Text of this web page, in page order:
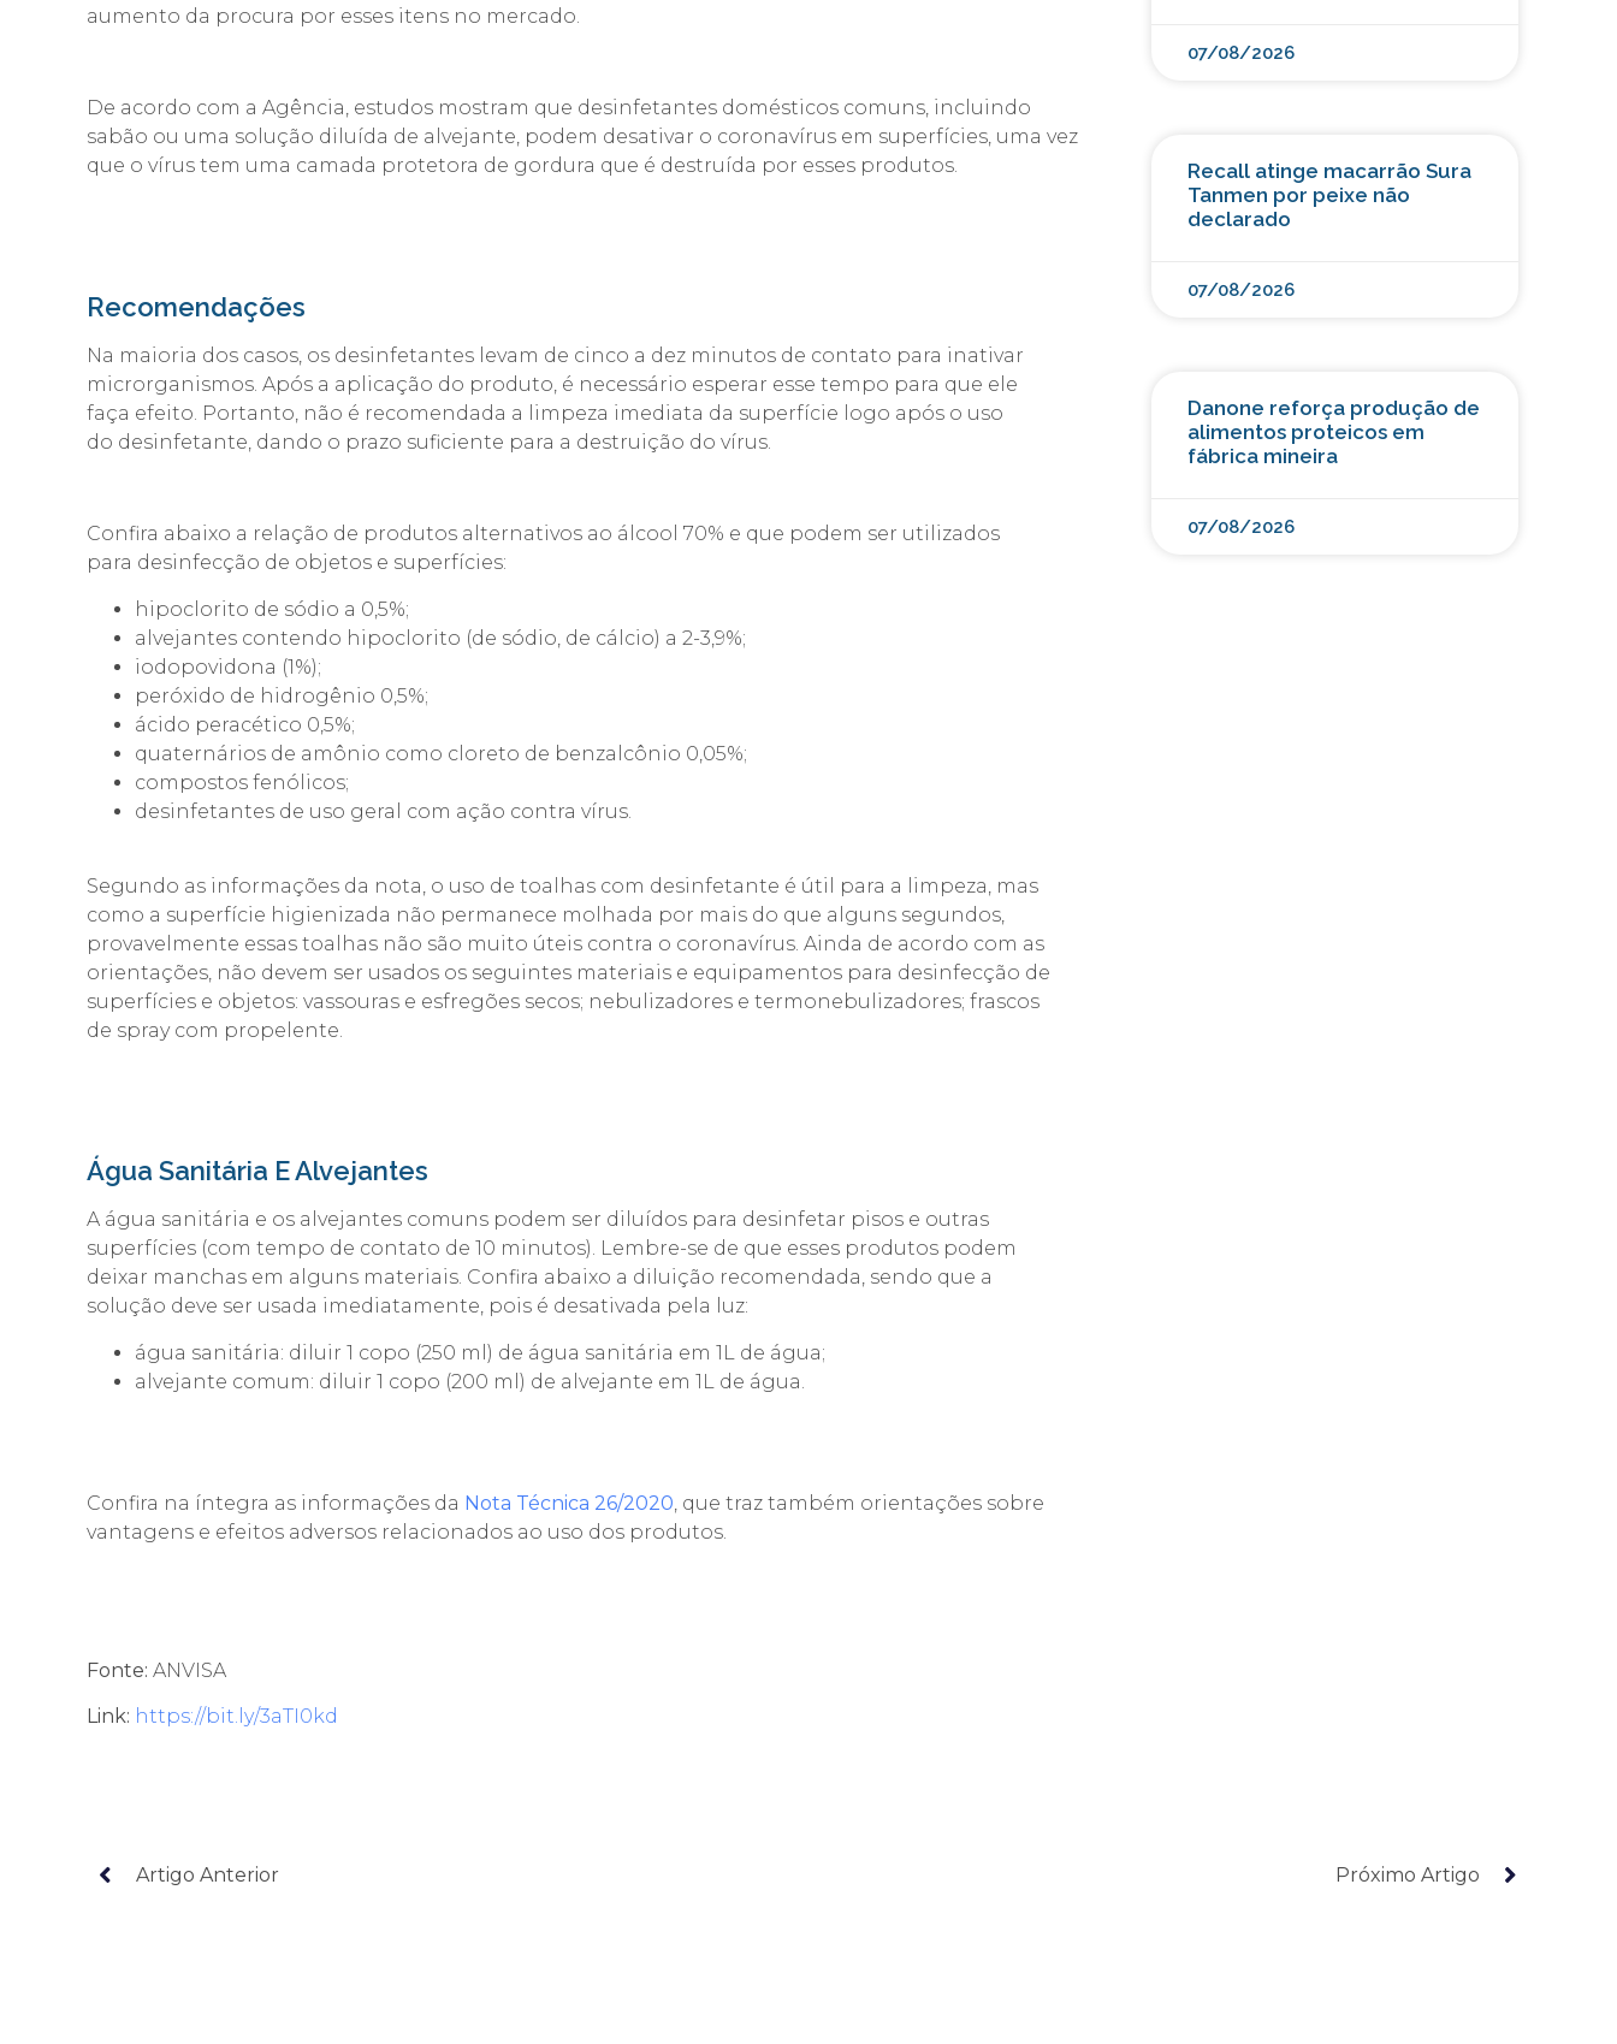
aumento da procura por esses itens no mercado.
De acordo com a Agência, estudos mostram que desinfetantes domésticos comuns, incluindo
sabão ou uma solução diluída de alvejante, podem desativar o coronavírus em superfícies, uma vez
que o vírus tem uma camada protetora de gordura que é destruída por esses produtos.
Recomendações
Na maioria dos casos, os desinfetantes levam de cinco a dez minutos de contato para inativar
microrganismos. Após a aplicação do produto, é necessário esperar esse tempo para que ele
faça efeito. Portanto, não é recomendada a limpeza imediata da superfície logo após o uso
do desinfetante, dando o prazo suficiente para a destruição do vírus.
Confira abaixo a relação de produtos alternativos ao álcool 70% e que podem ser utilizados
para desinfecção de objetos e superfícies:
hipoclorito de sódio a 0,5%;
alvejantes contendo hipoclorito (de sódio, de cálcio) a 2-3,9%;
iodopovidona (1%);
peróxido de hidrogênio 0,5%;
ácido peracético 0,5%;
quaternários de amônio como cloreto de benzalcônio 0,05%;
compostos fenólicos;
desinfetantes de uso geral com ação contra vírus.
Segundo as informações da nota, o uso de toalhas com desinfetante é útil para a limpeza, mas
como a superfície higienizada não permanece molhada por mais do que alguns segundos,
provavelmente essas toalhas não são muito úteis contra o coronavírus. Ainda de acordo com as
orientações, não devem ser usados os seguintes materiais e equipamentos para desinfecção de
superfícies e objetos: vassouras e esfregões secos; nebulizadores e termonebulizadores; frascos
de spray com propelente.
Água Sanitária E Alvejantes
A água sanitária e os alvejantes comuns podem ser diluídos para desinfetar pisos e outras
superfícies (com tempo de contato de 10 minutos). Lembre-se de que esses produtos podem
deixar manchas em alguns materiais. Confira abaixo a diluição recomendada, sendo que a
solução deve ser usada imediatamente, pois é desativada pela luz:
água sanitária: diluir 1 copo (250 ml) de água sanitária em 1L de água;
alvejante comum: diluir 1 copo (200 ml) de alvejante em 1L de água.
Confira na íntegra as informações da Nota Técnica 26/2020 , que traz também orientações sobre
vantagens e efeitos adversos relacionados ao uso dos produtos.
Fonte: ANVISA
Link: https://bit.ly/3aTI0kd
07/08/2026
Recall atinge macarrão Sura
Tanmen por peixe não
declarado
07/08/2026
Danone reforça produção de
alimentos proteicos em
fábrica mineira
07/08/2026
Artigo Anterior Próximo Artigo